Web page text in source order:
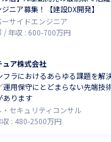
ジニア募集！【建設DX開発】
サイドエンジニア
年収 : 600-700万円
ュア株式会社
フラにおけるあらゆる課題を解
運用保守にとどまらない先端技
あります
セキュリティコンサル
収 : 480-2500万円